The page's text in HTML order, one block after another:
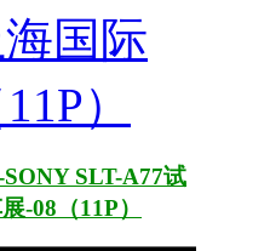
SLT-A77试
-08（11P）